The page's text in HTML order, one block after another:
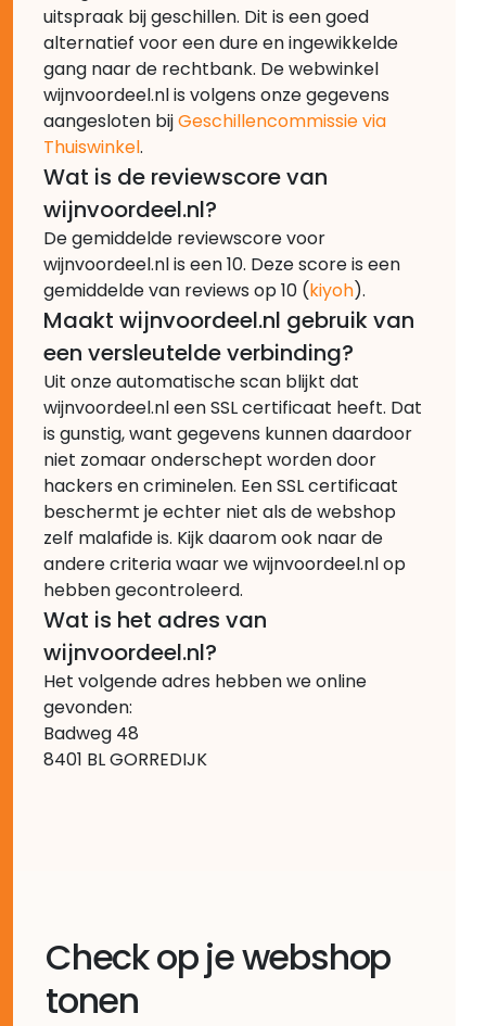
uitspraak bij geschillen. Dit is een goed
alternatief voor een dure en ingewikkelde
gang naar de rechtbank. De webwinkel
wijnvoordeel.nl is volgens onze gegevens
aangesloten bijGeschillencommissie via
Thuiswinkel.
Wat is de reviewscore van
wijnvoordeel.nl?
De gemiddelde reviewscore voor
wijnvoordeel.nl is een 10. Deze score is een
gemiddelde van reviews op 10 (kiyoh).
Maakt wijnvoordeel.nl gebruik van
een versleutelde verbinding?
Uit onze automatische scan blijkt dat
wijnvoordeel.nl een SSL certificaat heeft. Dat
is gunstig, want gegevens kunnen daardoor
niet zomaar onderschept worden door
hackers en criminelen. Een SSL certificaat
beschermt je echter niet als de webshop
zelf malafide is. Kijk daarom ook naar de
andere criteria waar we wijnvoordeel.nl op
hebben gecontroleerd.
Wat is het adres van
wijnvoordeel.nl?
Het volgende adres hebben we online
gevonden:
Badweg 48
8401 BL GORREDIJK
Check op je webshop
tonen